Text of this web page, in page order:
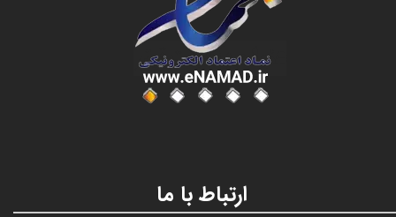
عنوان با فونت تیتر
ارتباط با ما